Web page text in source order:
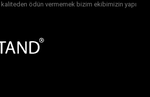
ödün vermemek bizim ekibimizin yapı